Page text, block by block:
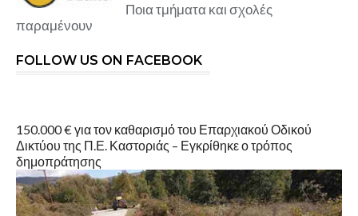
Ποια τμήματα και σχολές
παραμένουν
FOLLOW US ON FACEBOOK
150.000 € για τον καθαρισμό του Επαρχιακού Οδικού
Δικτύου της Π.Ε. Καστοριάς – Εγκρίθηκε ο τρόπος
δημοπράτησης